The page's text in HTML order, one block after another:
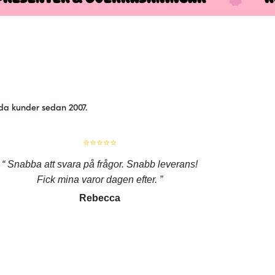
kunder sedan 2007.
⭐⭐⭐⭐⭐
Snabba att svara på frågor. Snabb leverans!
Fick mina varor dagen efter.
Rebecca